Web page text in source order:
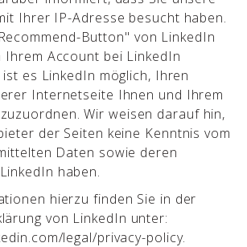
Ihrer IP-Adresse besucht haben.
Button" von LinkedIn
Ihrem Account bei LinkedIn
es LinkedIn möglich, Ihren
Internetseite Ihnen und Ihrem
Wir weisen darauf hin,
der Seiten keine Kenntnis vom
Daten sowie deren
haben.
hierzu finden Sie in der
von LinkedIn unter:
legal/privacy-policy.